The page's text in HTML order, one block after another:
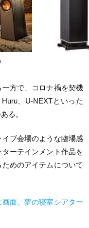
方で、コロナ禍を契機
、U-NEXTといった
る。
ブ会場のような臨場感
ーテインメント作品を
めのアイテムについて
面。夢の寝室シアター